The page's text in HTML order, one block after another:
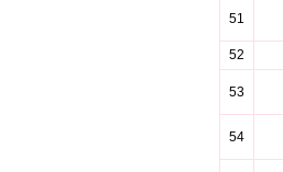
51
52
53
54